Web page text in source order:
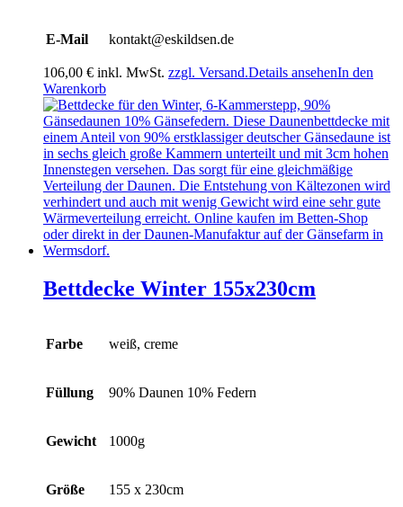
E-Mail kontakt@eskildsen.de
106,00 € inkl. MwSt. zzgl. Versand.Details ansehenIn den
Warenkorb
Bettdecke Winter 155x230cm
Farbe weiß, creme
Füllung 90% Daunen 10% Federn
Gewicht 1000g
Größe 155 x 230cm